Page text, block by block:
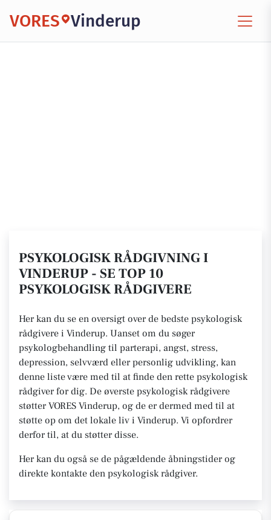
VORES Vinderup
PSYKOLOGISK RÅDGIVNING I
VINDERUP - SE TOP 10
PSYKOLOGISK RÅDGIVERE
Her kan du se en oversigt over de bedste psykologisk
rådgivere i Vinderup. Uanset om du søger
psykologbehandling til parterapi, angst, stress,
depression, selvværd eller personlig udvikling, kan
denne liste være med til at finde den rette psykologisk
rådgiver for dig. De øverste psykologisk rådgivere
støtter VORES Vinderup, og de er dermed med til at
støtte op om det lokale liv i Vinderup. Vi opfordrer
derfor til, at du støtter disse.
Her kan du også se de pågældende åbningstider og
direkte kontakte den psykologisk rådgiver.